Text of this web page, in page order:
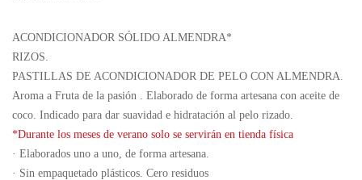
ACONDICIONADOR SÓLIDO ALMENDRA*
RIZOS.
PASTILLAS DE ACONDICIONADOR DE PELO CON ALMENDRA.
Aroma a Fruta de la pasión . Elaborado de forma artesana con aceite de
coco. Indicado para dar suavidad e hidratación al pelo rizado.
*Durante los meses de verano solo se servirán en tienda física
· Elaborados uno a uno, de forma artesana.
· Sin empaquetado plásticos. Cero residuos